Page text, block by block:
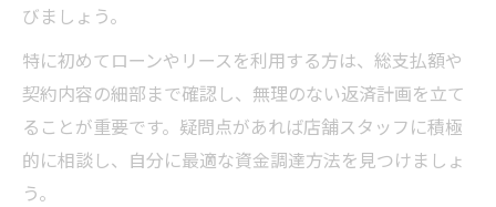
びましょう。
特に初めてローンやリースを利用する方は、総支払額や
契約内容の細部まで確認し、無理のない返済計画を立て
ることが重要です。疑問点があれば店舗スタッフに積極
的に相談し、自分に最適な資金調達方法を見つけましょ
う。